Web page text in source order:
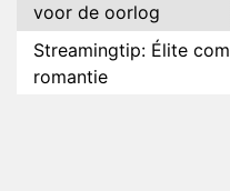
voor de oorlog
Streamingtip: Élite
romantie